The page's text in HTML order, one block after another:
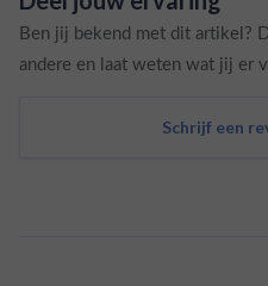
Ben jij bekend met dit artikel?
andere en laat weten wat jij er
Schrijf een